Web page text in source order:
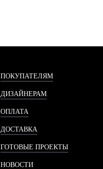
ПОКУПАТЕЛЯМ
ДИЗАЙНЕРАМ
ОПЛАТА
ДОСТАВКА
ГОТОВЫЕ ПРОЕКТЫ
НОВОСТИ